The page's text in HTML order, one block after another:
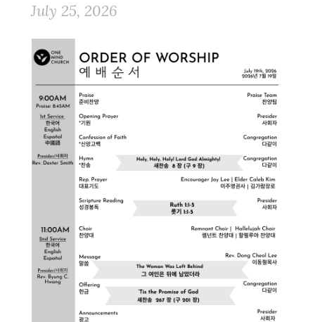
July 25, 2026